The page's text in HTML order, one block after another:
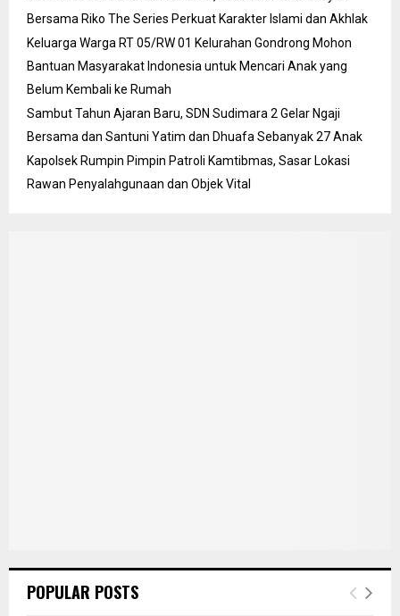
Bersama Riko The Series Perkuat Karakter Islami dan Akhlak
Keluarga Warga RT 05/RW 01 Kelurahan Gondrong Mohon
Bantuan Masyarakat Indonesia untuk Mencari Anak yang
Belum Kembali ke Rumah
Sambut Tahun Ajaran Baru, SDN Sudimara 2 Gelar Ngaji
Bersama dan Santuni Yatim dan Dhuafa Sebanyak 27 Anak
Kapolsek Rumpin Pimpin Patroli Kamtibmas, Sasar Lokasi
Rawan Penyalahgunaan dan Objek Vital
POPULAR POSTS